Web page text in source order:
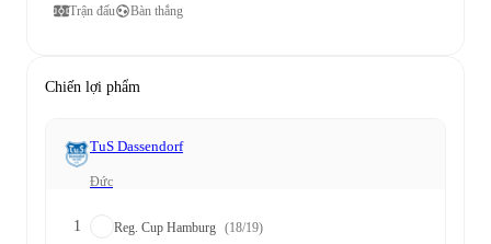
Trận đấu Bàn thắng
Chiến lợi phẩm
TuS Dassendorf
Đức
1 Reg. Cup Hamburg (18/19)